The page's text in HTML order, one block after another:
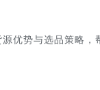
优势与选品策略，